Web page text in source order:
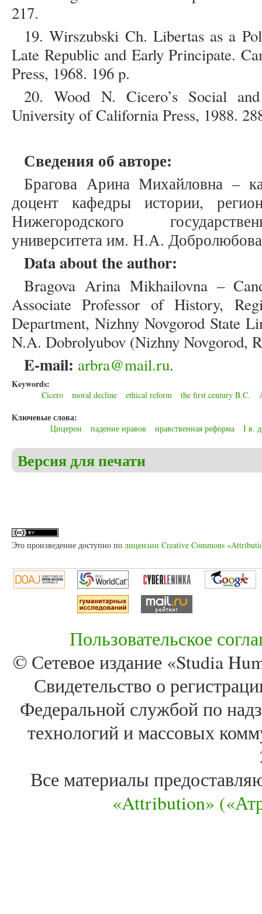
217.
19. Wirszubski Ch. Libertas as a
Late Republic and Early Principate.
Press, 1968. 196 p.
20. Wood N. Cicero’s Social
University of California Press, 1988.
Сведения об авторе:
Брагова Арина Михайловна –
доцент кафедры истории,
Нижегородского
университета им. Н.А.
Data about the author:
Bragova Arina Mikhailovna –
Associate Professor of History,
Department, Nizhny Novgorod State
N.A. Dobrolyubov (Nizhny Novgorod,
E-mail: arbra@mail.ru.
Keywords:
Cicero moral decline ethical reform the first century B.C.
Ключевые слова:
Цицерон падение нравов нравственная реформа I в.
Версия для печати
Это произведение доступно по лицензии Creative Commons
Пользовательское
© Сетевое издание «Studia
Свидетельство о
Федеральной службой по
технологий и массовых
Все материалы
«Attribution»